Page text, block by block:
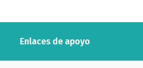
Enlaces de apoyo